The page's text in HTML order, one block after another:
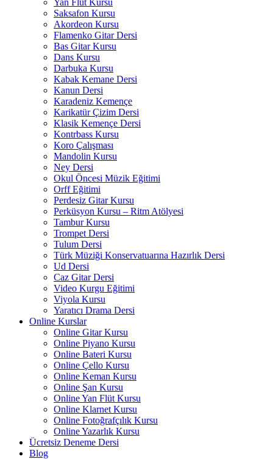
Yan Flüt Kursu
Saksafon Kursu
Akordeon Kursu
Flamenko Gitar Dersi
Bas Gitar Kursu
Dans Kursu
Darbuka Kursu
Kabak Kemane Dersi
Kanun Dersi
Karadeniz Kemençe
Karikatür Çizim Dersi
Klasik Kemençe Dersi
Kontrbass Kursu
Koro Çalışması
Mandolin Kursu
Ney Dersi
Okul Öncesi Müzik Eğitimi
Orff Eğitimi
Perdesiz Gitar Kursu
Perküsyon Kursu – Ritm Atölyesi
Tambur Kursu
Trompet Dersi
Tulum Dersi
Türk Müziği Konservatuarına Hazırlık Dersi
Ud Dersi
Caz Gitar Dersi
Video Kurgu Eğitimi
Viyola Kursu
Yaratıcı Drama Dersi
Online Kurslar
Online Gitar Kursu
Online Piyano Kursu
Online Bateri Kursu
Online Çello Kursu
Online Keman Kursu
Online Şan Kursu
Online Yan Flüt Kursu
Online Klarnet Kursu
Online Fotoğrafçılık Kursu
Online Yazarlık Kursu
Ücretsiz Deneme Dersi
Blog